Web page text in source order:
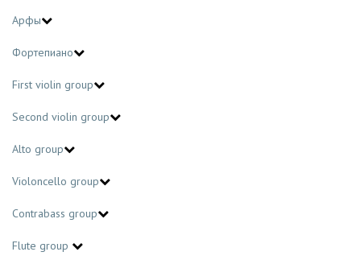
Арфы
Фортепиано
First violin group
Second violin group
Alto group
Violoncello group
Contrabass group
Flute group